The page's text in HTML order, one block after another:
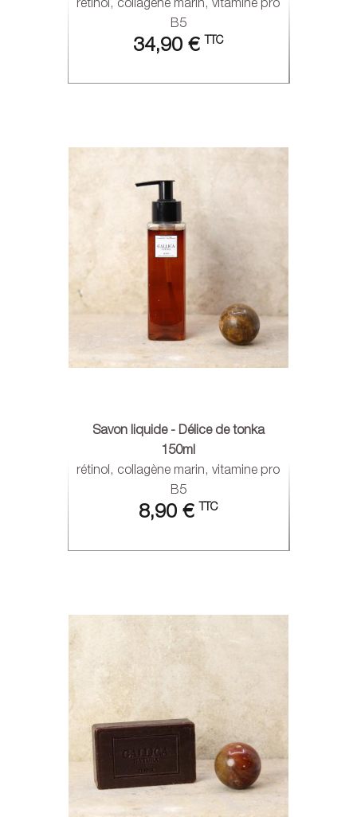
rétinol, collagène marin, vitamine pro
B5
34,90 € TTC
Savon liquide - Délice de tonka
150ml
rétinol, collagène marin, vitamine pro
B5
8,90 € TTC